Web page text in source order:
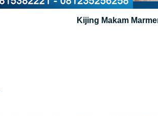
Kijing Makam